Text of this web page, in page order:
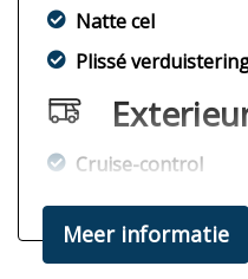
Natte cel
Plissé
Cruise-control
Dakdragers
Hordeur
Meer informatie